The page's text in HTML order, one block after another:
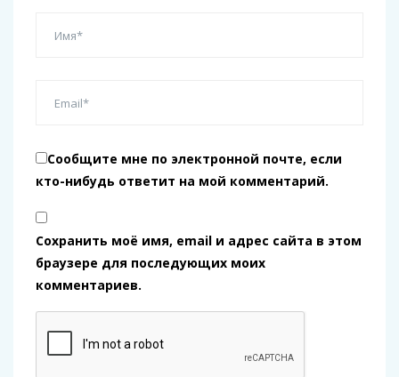
Сообщите мне по электронной почте, если
кто-нибудь ответит на мой комментарий.
Сохранить моё имя, email и адрес сайта в этом
браузере для последующих моих
комментариев.